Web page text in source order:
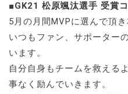
■GK21 松原颯汰選手 受賞
5月の月間MVPに選んで頂
いつもファン、サポーター
います。
自分自身もチームを救える
事なく励んでいきます。